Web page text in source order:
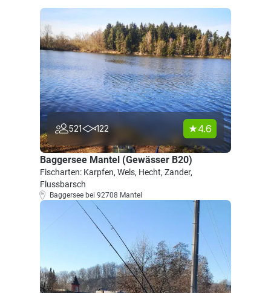
521 122 4.6
Baggersee Mantel (Gewässer B20)
Fischarten: Karpfen, Wels, Hecht, Zander,
Flussbarsch
Baggersee bei 92708 Mantel